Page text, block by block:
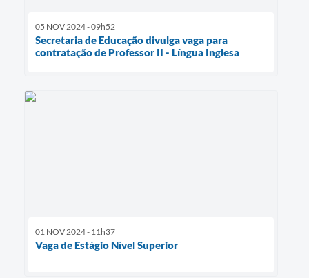
05 NOV 2024 - 09h52
Secretaria de Educação divulga vaga para
contratação de Professor II - Língua Inglesa
01 NOV 2024 - 11h37
Vaga de Estágio Nível Superior